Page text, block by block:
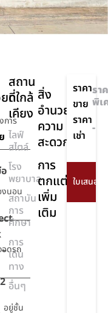
การ
นอน
ดรถ
อยู่ชั้น
ยด
สถาน
ที่ใกล้
เคียง
ไลฟ์
สไตล์
โรง
พยาบาล
สถาบัน
การ
ศึกษา
การ
เดิน
ทาง
อื่นๆ
สิ่ง
อำนวย
ความ
สะดวก
การ
ตกแต่ง
เพิ่ม
เติม
ราคา
ขาย
รา
พิเ
ราคา
เช่า
-